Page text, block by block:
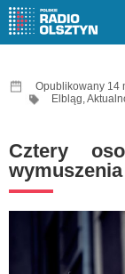
Opublikowany 14
Elbląg,
Cztery